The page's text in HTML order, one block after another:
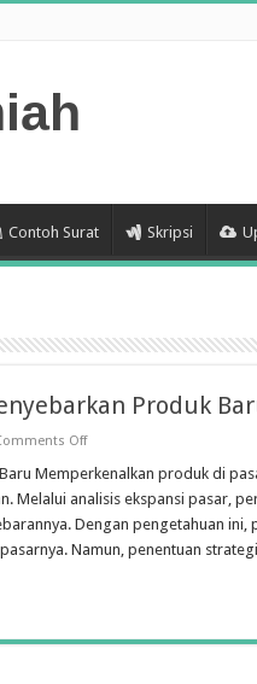
Contoh Surat Skripsi
Produk
Offon
Expansi
dalam
Menyebarkan
Produk
Baru
Memperkenalkan produk di
Melalui analisis ekspansi pasar,
Dengan pengetahuan ini,
Namun, penentuan